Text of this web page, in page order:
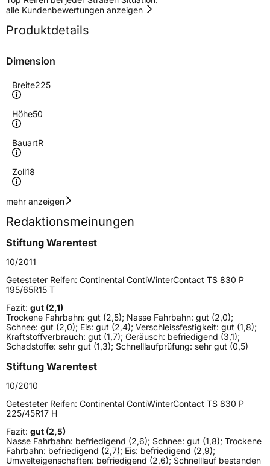
alle Kundenbewertungen anzeigen
Produktdetails
Dimension
Breite225
Höhe50
BauartR
Zoll18
Geschwindigkeitsindex
Höchstgeschwindigkeit
210 km/h
Lastindex99
Höchstlast775 kg
Gewicht (in kg)
Generelle Merkmale
FahrzeugtypPKW
Verwendung
Winterreifen
Modellname
Fahrzeugart PKW & SUV
Weitere Eigenschaften
SchlauchtypTL
mehr anzeigen
Redaktionsmeinungen
Stiftung Warentest
10/2011
Getesteter Reifen: Continental ContiWinterContact TS 830 P
195/65R15 T
Fazit: gut (2,1)
Tro­ckene Fahr­bahn: gut (2,5); Nasse Fahr­bahn: gut (2,0);
Schnee: gut (2,0); Eis: gut (2,4); Verschleiss­festig­keit: gut (1,8);
Kraft­stoff­ver­brauch: gut (1,7); Geräusch: befriedigend (3,1);
Schad­stoffe: sehr gut (1,3); Schnell­lauf­prüfung: sehr gut (0,5)
Stiftung Warentest
10/2010
Getesteter Reifen: Continental ContiWinterContact TS 830 P
225/45R17 H
Fazit: gut (2,5)
Nasse Fahrbahn: befriedigend (2,6); Schnee: gut (1,8); Trockene
Fahrbahn: befriedigend (2,7); Eis: befriedigend (2,9);
Umwelteigenschaften: befriedigend (2,6); Schnelllauf bestanden